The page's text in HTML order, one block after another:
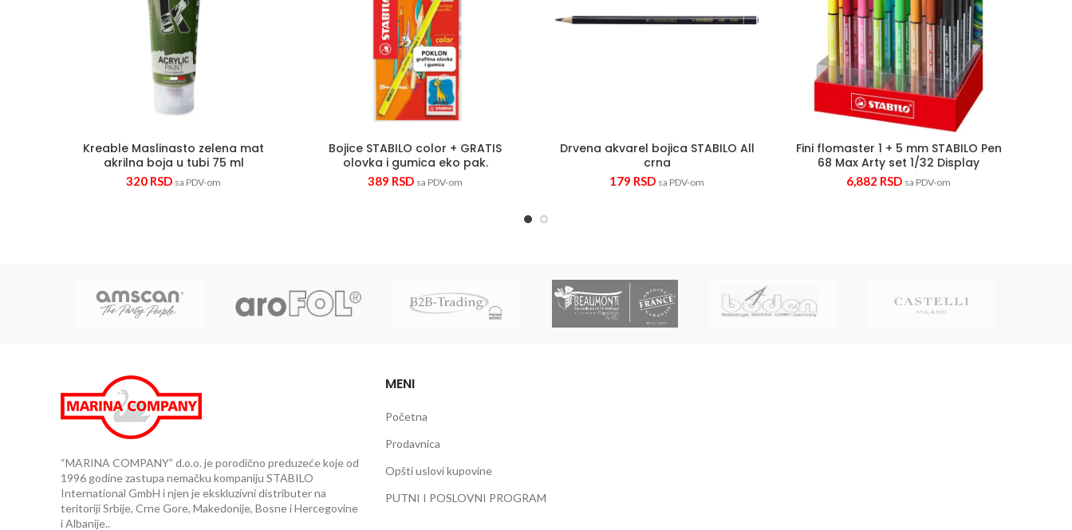
Kreable Maslinasto zelena mat
akrilna boja u tubi 75 ml
320 RSD sa PDV-om
Bojice STABILO color + GRATIS
olovka i gumica eko pak.
389 RSD sa PDV-om
Drvena akvarel bojica STABILO All
crna
179 RSD sa PDV-om
Fini flomaster 1 + 5 mm STABILO Pen
68 Max Arty set 1/32 Display
6,882 RSD sa PDV-om
“MARINA COMPANY” d.o.o. je porodično preduzeće koje od
1996 godine zastupa nemačku kompaniju STABILO
International GmbH i njen je ekskluzivni distributer na
teritoriji Srbije, Crne Gore, Makedonije, Bosne i Hercegovine
i Albanije..
MENI
Početna
Prodavnica
Opšti uslovi kupovine
PUTNI I POSLOVNI PROGRAM